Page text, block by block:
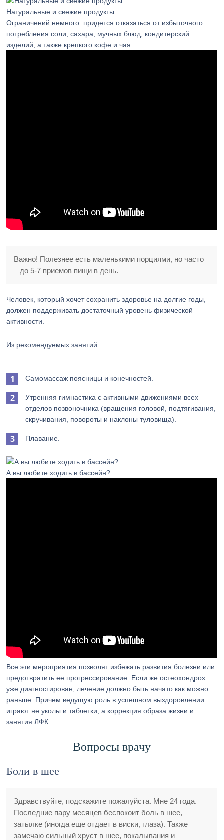
Натуральные и свежие продукты
Ограничений немного: придется отказаться от избыточного
потребления соли, сахара, мучных блюд, кондитерский
изделий, а также крепкого кофе и чая.
Важно! Полезнее есть маленькими порциями, но часто
– до 5-7 приемов пищи в день.
Человек, который хочет сохранить здоровье на долгие годы,
должен поддерживать достаточный уровень физической
активности.
Из рекомендуемых занятий:
Самомассаж поясницы и конечностей.
Утренняя гимнастика с активными движениями всех
отделов позвоночника (вращения головой, подтягивания,
скручивания, повороты и наклоны туловища).
Плавание.
А вы любите ходить в бассейн?
Все эти мероприятия позволят избежать развития болезни или
предотвратить ее прогрессирование. Если же остеохондроз
уже диагностирован, лечение должно быть начато как можно
раньше. Причем ведущую роль в успешном выздоровлении
играют не уколы и таблетки, а коррекция образа жизни и
занятия ЛФК.
Вопросы врачу
Боли в шее
Здравствуйте, подскажите пожалуйста. Мне 24 года.
Последние пару месяцев беспокоит боль в шее,
затылке (иногда еще отдает в виски, глаза). Также
замечаю сильный хруст в шее, покалывания и